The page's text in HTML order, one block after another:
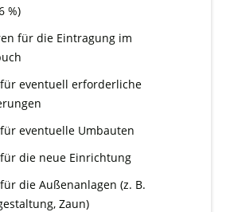
%)
für die Eintragung im
eventuell erforderliche
eventuelle Umbauten
die neue Einrichtung
die Außenanlagen (z. B.
Zaun)